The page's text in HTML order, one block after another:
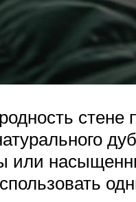
стене
или